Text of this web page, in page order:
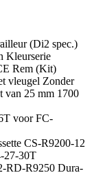
(Di2 spec.)
Kleurserie
Rem (Kit)
vleugel Zonder
van 25 mm 1700
voor FC-
CS-R9200-12
27-30T
RD-R9250 Dura-